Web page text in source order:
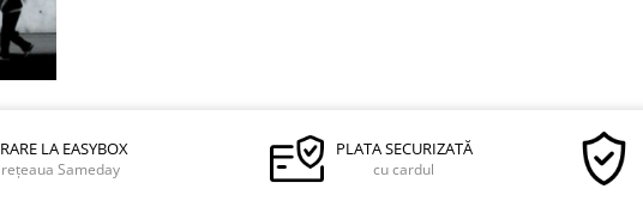
LA EASYBOX
Sameday
PLATA SECURIZATĂ
cu cardul